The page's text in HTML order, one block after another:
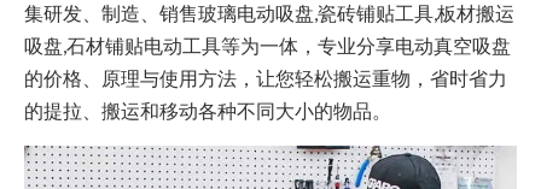
集研发、制造、销售玻璃电动吸盘,瓷砖铺贴工具,板材搬运
吸盘,石材铺贴电动工具等为一体，专业分享电动真空吸盘
的价格、原理与使用方法，让您轻松搬运重物，省时省力
的提拉、搬运和移动各种不同大小的物品。